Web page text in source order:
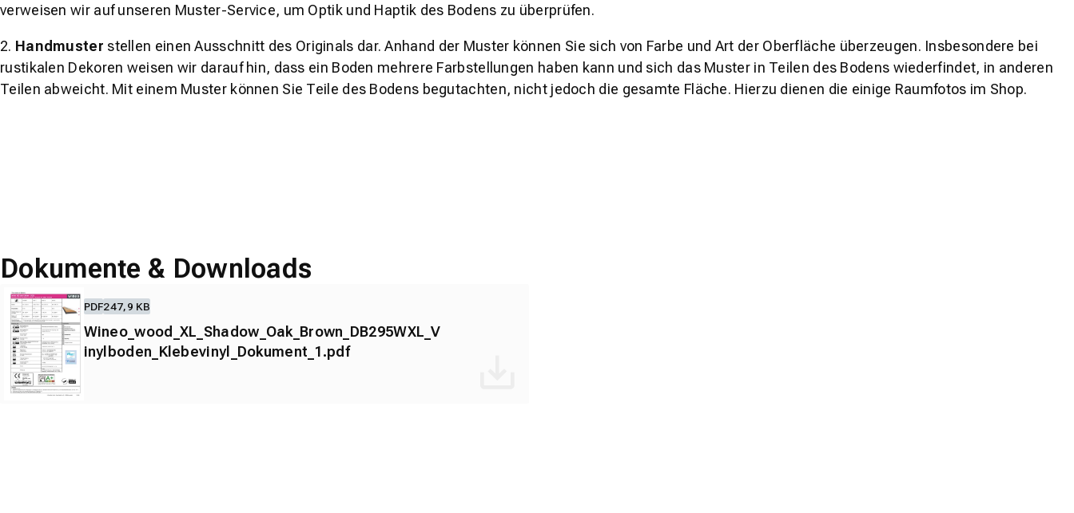
verweisen wir auf unseren Muster-Service, um Optik und Haptik des Bodens zu überprüfen.
2. Handmuster stellen einen Ausschnitt des Originals dar. Anhand der Muster können Sie sich von Farbe und Art der Oberfläche überzeugen. Insbesondere bei
rustikalen Dekoren weisen wir darauf hin, dass ein Boden mehrere Farbstellungen haben kann und sich das Muster in Teilen des Bodens wiederfindet, in anderen
Teilen abweicht. Mit einem Muster können Sie Teile des Bodens begutachten, nicht jedoch die gesamte Fläche. Hierzu dienen die einige Raumfotos im Shop.
Dokumente & Downloads
PDF247,9 KB
Wineo_wood_XL_Shadow_Oak_Brown_DB295WXL_V
inylboden_Klebevinyl_Dokument_1.pdf